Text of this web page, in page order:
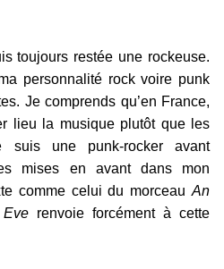
toujours restée une rockeuse.
personnalité rock voire punk
Je comprends qu’en France,
lieu la musique plutôt que les
suis une punk-rocker avant
mises en avant dans mon
comme celui du morceau An
renvoie forcément à cette